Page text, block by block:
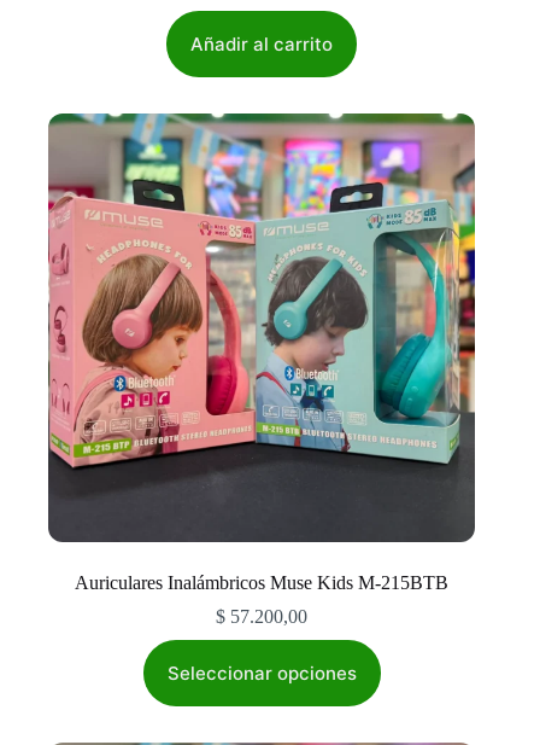
Añadir al carrito
Auriculares Inalámbricos Muse Kids M-215BTB
$ 57.200,00
Seleccionar opciones
producto